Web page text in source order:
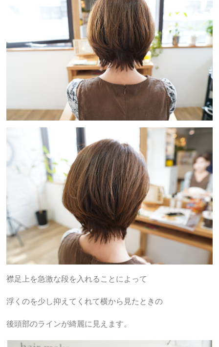
襟足上を急激な段を入れることによって
浮くのを少し抑えてくれて横から見たときの
後頭部のラインが綺麗に見えます。